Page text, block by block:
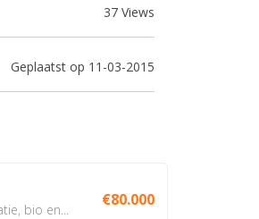
37 Views
Geplaatst op 11-03-2015
bio en...
€80.000